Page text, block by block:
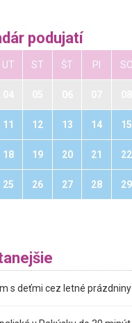
podujatí
UT ST ŠT PI SO
11 12 13 14 15
18 19 20 21 22
25 26 27 28 29
s deťmi cez letné